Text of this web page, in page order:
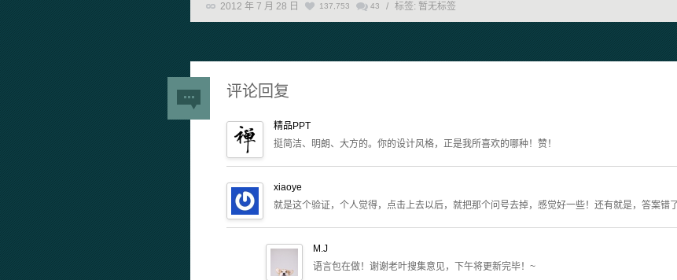
2012 年 7 月 28 日 137,753 43 / 标签: 暂无标签
评论回复
精品PPT
挺简洁、明朗、大方的。你的设计风格，正是我所喜欢的哪种！赞！
xiaoye
就是这个验证，个人觉得，点击上去以后，就把那个问号去掉，感觉好一些！还有就是，答案错
M.J
语言包在做！谢谢老叶搜集意见，下午将更新完毕！~